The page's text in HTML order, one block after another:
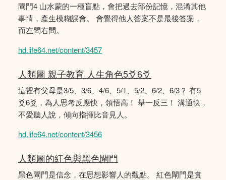
閘門4 山水蒙的一種盲點，會把過去部份記憶，混淆其他
事情，產生模糊誤會。 會覺得他人答案不是最後答案，
而左問右問。
hd.life64.net/content/3457
人類圖 親子教育 人生角色5爻6爻
這裡有父母是3/5、3/6、4/6、5/1、5/2、6/2、6/3？ 有5
爻6爻，為人思考反應快，領悟高！ 舉一反三！ 溝通快，
不愛聽人說，傾向指揮比音見人。
hd.life64.net/content/3456
人類圖的紅色與黑色閘門
黑色閘門是信念，在思想影響人的觀點。 紅色閘門是實